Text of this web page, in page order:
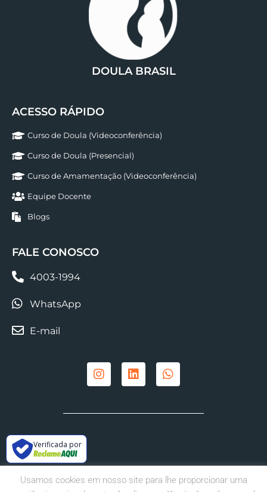
DOULA BRASIL
ACESSO RÁPIDO
Curso de Doula (Videoconferência)
Curso de Doula (Presencial)
Curso de Amamentação (Videoconferência)
Equipe Docente
Blogs
FALE CONOSCO
4003-1994
WhatsApp
E-mail
Verificada por
Usamos cookies em nosso site para lhe proporcionar uma